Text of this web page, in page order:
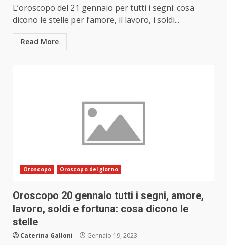
L’oroscopo del 21 gennaio per tutti i segni: cosa
dicono le stelle per l’amore, il lavoro, i soldi...
Read More
Oroscopo Oroscopo del giorno
Oroscopo 20 gennaio tutti i segni, amore,
lavoro, soldi e fortuna: cosa dicono le
stelle
Caterina Galloni Gennaio 19, 2023